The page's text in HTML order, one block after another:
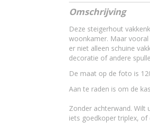
Soort hout
Droog hout
Is het steigerhout
Waarmee behandel ik
Maatwerk
Omschrijving
Deze steigerhout
woonkamer. Maar
er niet alleen schuine
decoratie of andere
De maat op de foto is
Aan te raden is om de
Zonder achterwand. Wilt
iets goedkoper triplex,